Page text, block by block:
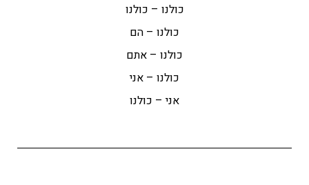
כולנו – כולנו
כולנו – הם
כולנו – אתם
כולנו – אני
אני – כולנו